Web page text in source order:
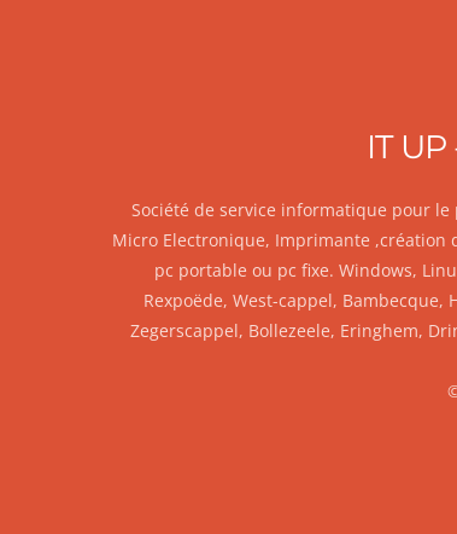
IT
Société de service informatique pour
Micro Electronique, Imprimante ,création
pc portable ou pc fixe. Windows,
Rexpoëde, West-cappel, Bambecque,
Zegerscappel, Bollezeele, Eringhem,